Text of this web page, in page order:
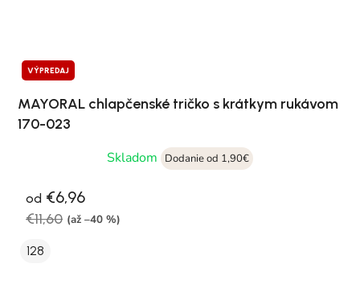
VÝPREDAJ
MAYORAL chlapčenské tričko s krátkym rukávom
170-023
Skladom
Dodanie od 1,90€
od €6,96
€11,60 (až –40 %)
128